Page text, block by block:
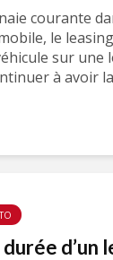
courante
le
sur une
à avoir
d’un